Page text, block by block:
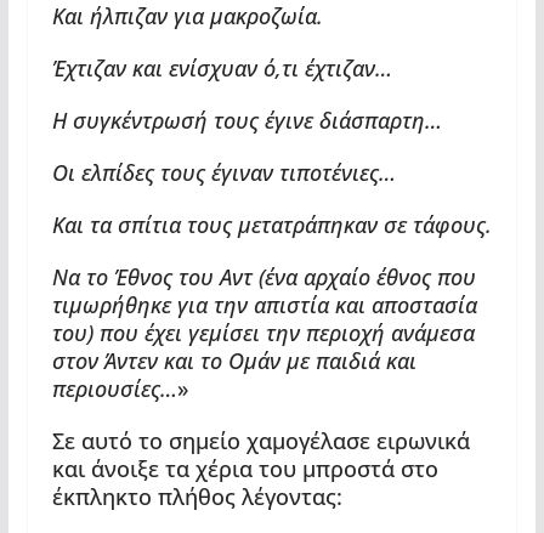
Και ήλπιζαν για μακροζωία.
Έχτιζαν και ενίσχυαν ό,τι έχτιζαν…
Η συγκέντρωσή τους έγινε διάσπαρτη…
Οι ελπίδες τους έγιναν τιποτένιες…
Και τα σπίτια τους μετατράπηκαν σε τάφους.
Να το Έθνος του Αντ (ένα αρχαίο έθνος που
τιμωρήθηκε για την απιστία και αποστασία
του) που έχει γεμίσει την περιοχή ανάμεσα
στον Άντεν και το Ομάν με παιδιά και
περιουσίες…»
Σε αυτό το σημείο χαμογέλασε ειρωνικά
και άνοιξε τα χέρια του μπροστά στο
έκπληκτο πλήθος λέγοντας: